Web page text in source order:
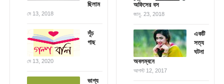
ছিলাম
মে 13, 2018
সূঁচ
গাছ
মে 13, 2020
ভাগ্য
অফিসের বস
জানু. 23, 2018
একটি
সত্য
ঘটনা
অবলম্বনে
আগস্ট 12, 2017